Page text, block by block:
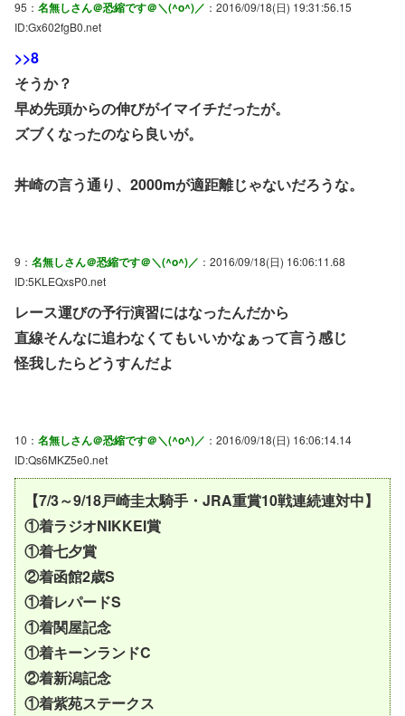
95： 名無しさん＠恐縮です＠＼(^o^)／ ：2016/09/18(日) 19:31:56.15
ID:Gx602fgB0.net
>>8
そうか？
早め先頭からの伸びがイマイチだったが。
ズブくなったのなら良いが。
丼崎の言う通り、2000mが適距離じゃないだろうな。
9： 名無しさん＠恐縮です＠＼(^o^)／ ：2016/09/18(日) 16:06:11.68
ID:5KLEQxsP0.net
レース運びの予行演習にはなったんだから
直線そんなに追わなくてもいいかなぁって言う感じ
怪我したらどうすんだよ
10： 名無しさん＠恐縮です＠＼(^o^)／ ：2016/09/18(日) 16:06:14.14
ID:Qs6MKZ5e0.net
【7/3～9/18戸崎圭太騎手・JRA重賞10戦連続連対中】
①着ラジオNIKKEI賞
①着七夕賞
②着函館2歳S
①着レパードS
①着関屋記念
①着キーンランドC
②着新潟記念
①着紫苑ステークス